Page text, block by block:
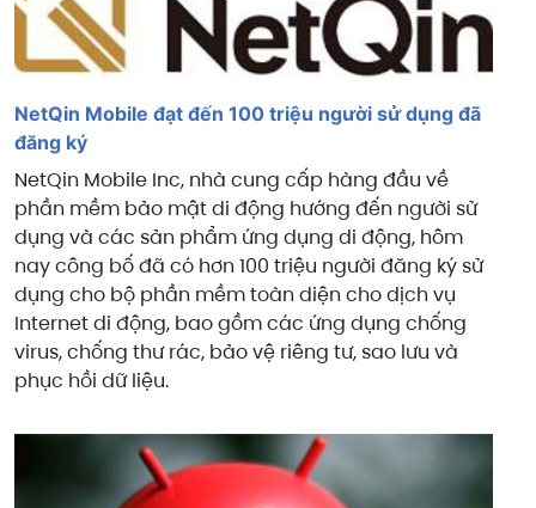
NetQin Mobile đạt đến 100 triệu người sử dụng đã
đăng ký
NetQin Mobile Inc, nhà cung cấp hàng đầu về
phần mềm bảo mật di động hướng đến người sử
dụng và các sản phẩm ứng dụng di động, hôm
nay công bố đã có hơn 100 triệu người đăng ký sử
dụng cho bộ phần mềm toàn diện chodịch vụ
Internet di động, bao gồm các ứng dụng chống
virus, chống thư rác, bảo vệ riêng tư, sao lưu và
phục hồi dữ liệu.